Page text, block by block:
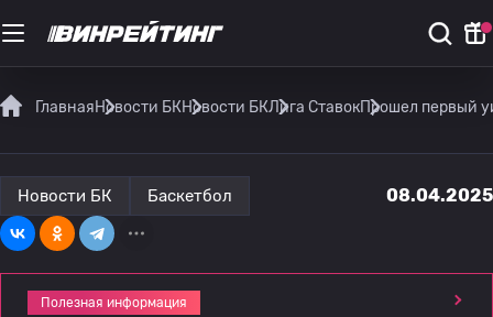
ГлавнаяНовости БКНовости БКЛига СтавокПрошел первый
Новости БК Баскетбол 08.04.2025
Полезная информация